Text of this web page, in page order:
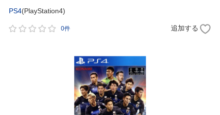
PS4(PlayStation4)
0件 追加する